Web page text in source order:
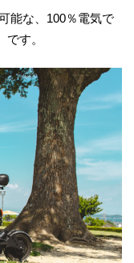
能な、100％電気で
す。